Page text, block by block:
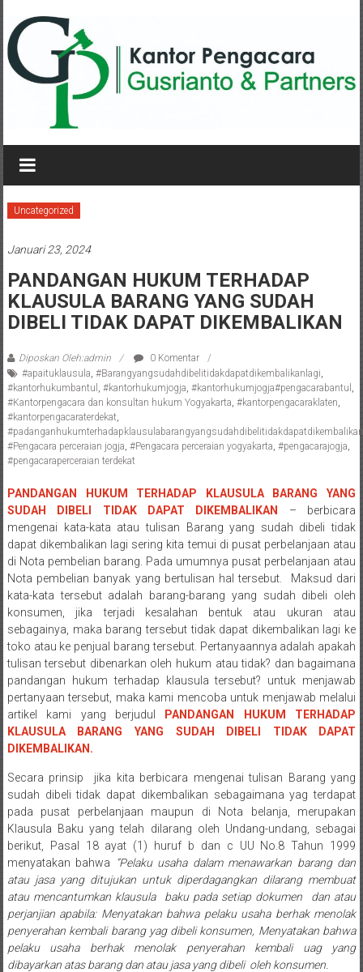
konten
KANTOR
PENGACARA
GUSRIANTO
&
PARTNERS
Kantor
Pengacara
/
Pengacara
Perceraian/
Advokat
/
Konsultan
/
Konsultan
Hukum
Pajak/
Mediator/
Mediasi/
Yogyakarta/Bantul/Sleman/Gunung
Kidul/Wonosari/Wates/Kulonprogo/
Yogyakarta/Jogja/
kalten/Solo/
Purwakarta,
Sukoharjo/
Semarang/
Batang/Brebes/
Kebumen/Magelang/Temanggung/Mungkid/Demak/
Batu/
Blitar/Surabaya/Palembang/
Bekasi/Jakarta
selatan/
Jakarta
Utara/
Jakarta
Pusat/
Karawang/
Uncategorized
Januari 23, 2024
PANDANGAN HUKUM TERHADAP
KLAUSULA BARANG YANG SUDAH
DIBELI TIDAK DAPAT DIKEMBALIKAN
Diposkan Oleh:admin
0 Komentar
#apaituklausula, #Barangyangsudahdibelitidakdapatdikembalikanlagi,
#kantorhukumbantul , #kantorhukumjogja, #kantorhukumjogja#pengacarabantul ,
#Kantorpengacara dan konsultan hukum Yogyakarta, #kantorpengacaraklaten,
#kantorpengacaraterdekat,
#Pengacara perceraian jogja, #Pengacara perceraian yogyakarta, #pengacarajogja,
#pengacaraperceraian terdekat
PANDANGAN HUKUM TERHADAP KLAUSULA BARANG YANG
SUDAH DIBELI TIDAK DAPAT DIKEMBALIKAN
– berbicara
mengenai kata-kata atau tulisan Barang yang sudah dibeli tidak
dapat dikembalikan lagi sering kita temui di pusat perbelanjaan atau
di Nota pembelian barang. Pada umumnya pusat perbelanjaan atau
Nota pembelian banyak yang bertulisan hal tersebut. Maksud dari
kata-kata tersebut adalah barang-barang yang sudah dibeli oleh
konsumen, jika terjadi kesalahan bentuk atau ukuran atau
sebagainya, maka barang tersebut tidak dapat dikembalikan lagi ke
toko atau ke penjual barang tersebut. Pertanyaannya adalah apakah
tulisan tersebut dibenarkan oleh hukum atau tidak? dan bagaimana
pandangan hukum terhadap klausula tersebut? untuk menjawab
pertanyaan tersebut, maka kami mencoba untuk menjawab melalui
artikel kami yang berjudul
PANDANGAN HUKUM TERHADAP
KLAUSULA BARANG YANG SUDAH DIBELI TIDAK DAPAT
DIKEMBALIKAN.
Secara prinsip jika kita berbicara mengenai tulisan Barang yang
sudah dibeli tidak dapat dikembalikan sebagaimana yag terdapat
pada pusat perbelanjaan maupun di Nota belanja, merupakan
Klausula Baku yang telah dilarang oleh Undang-undang, sebagai
berikut, Pasal 18 ayat (1) huruf b dan c UU No.8 Tahun 1999
menyatakan bahwa
“Pelaku usaha dalam menawarkan barang dan
atau jasa yang ditujukan untuk diperdagangkan dilarang membuat
atau mencantumkan klausula baku pada setiap dokumen dan atau
perjanjian apabila: Menyatakan bahwa pelaku usaha berhak menolak
penyerahan kembali barang yag dibeli konsumen, Menyatakan bahwa
pelaku usaha berhak menolak penyerahan kembali uag yang
dibayarkan atas barang dan atau jasa yang dibeli oleh konsumen.